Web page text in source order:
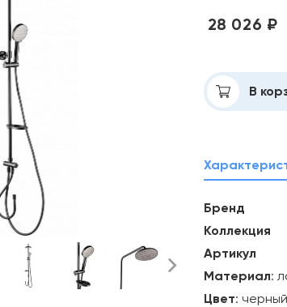
28 026 ₽
В
Бренд
Коллекция
Артикул
Материал:
Цвет: черный